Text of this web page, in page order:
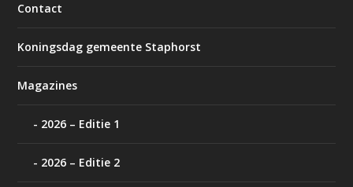
Contact
Koningsdag gemeente Staphorst
Magazines
2026 – Editie 1
2026 – Editie 2